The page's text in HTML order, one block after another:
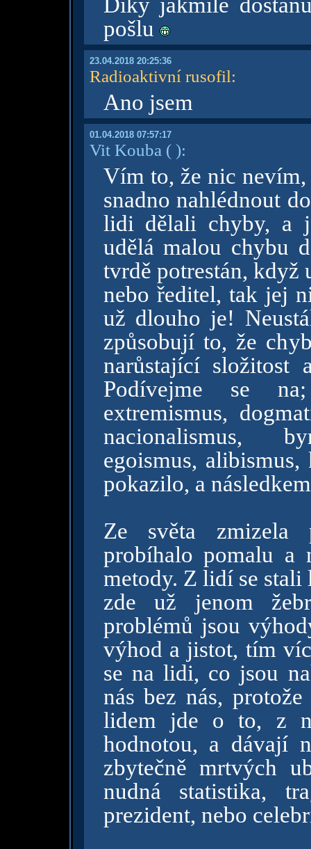
pošlu
23.04.2018 20:25:36
Radioaktivní rusofil:
Ano jsem
01.04.2018 07:57:17
Vit Kouba ( ):
Vím to, že nic
snadno nahlédnout
lidi dělali chyby, a
udělá malou chybu
tvrdě potrestán, když
nebo ředitel, tak jej
už dlouho je!
způsobují to, že
narůstající složitost
Podívejme se na;
extremismus,
nacionalismus,
egoismus,
pokazilo, a
Ze světa zmizela
probíhalo pomalu a
metody. Z lidí se
zde už jenom
problémů jsou
výhod a jistot, tím
se na lidi, co jsou
nás bez nás,
lidem jde o to, z
hodnotou, a dávají
zbytečně mrtvých
nudná statistika,
prezident, nebo